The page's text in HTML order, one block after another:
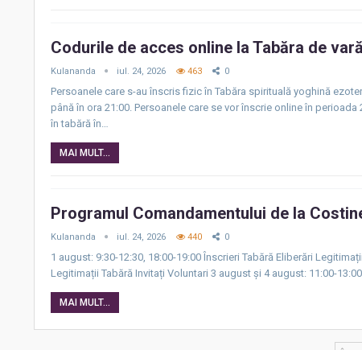
Codurile de acces online la Tabăra de vară
Kulananda iul. 24, 2026 463 0
Persoanele care s-au înscris fizic în Tabăra spirituală yoghină
până în ora 21:00. Persoanele care se vor înscrie online în
în tabără în…
MAI MULT...
Programul Comandamentului de la
Kulananda iul. 24, 2026 440 0
1 august: 9:30-12:30, 18:00-19:00 Înscrieri Tabără Eliberări
Legitimații Tabără Invitați Voluntari 3 august și 4 august: 11:00-
MAI MULT...